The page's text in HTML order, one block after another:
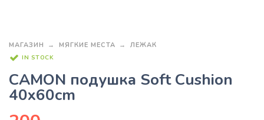
МАГАЗИН МЯГКИЕ МЕСТА ЛЕЖАК
IN STOCK
CAMON подушка Soft Cushion
40x60cm